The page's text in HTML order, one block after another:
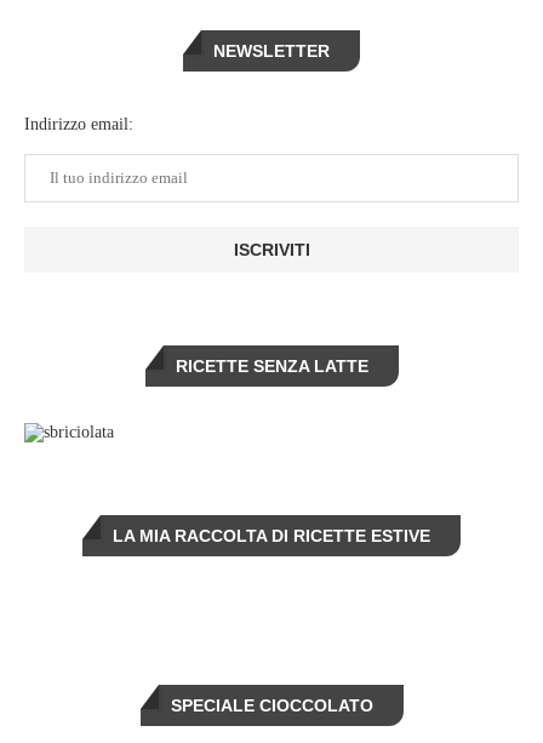
NEWSLETTER
Indirizzo email:
RICETTE SENZA LATTE
LA MIA RACCOLTA DI RICETTE ESTIVE
SPECIALE CIOCCOLATO